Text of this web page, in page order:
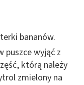
bananów.
puszce wyjąć z
którą należy
zmielony na